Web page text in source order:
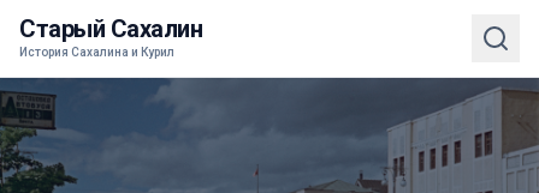
Старый Сахалин
История Сахалина и Курил